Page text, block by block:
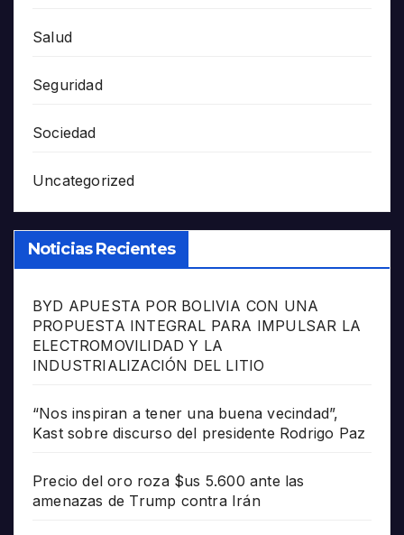
Salud
Seguridad
Sociedad
Uncategorized
Noticias Recientes
BYD APUESTA POR BOLIVIA CON UNA
PROPUESTA INTEGRAL PARA IMPULSAR LA
ELECTROMOVILIDAD Y LA
INDUSTRIALIZACIÓN DEL LITIO
“Nos inspiran a tener una buena vecindad”,
Kast sobre discurso del presidente Rodrigo Paz
Precio del oro roza $us 5.600 ante las
amenazas de Trump contra Irán